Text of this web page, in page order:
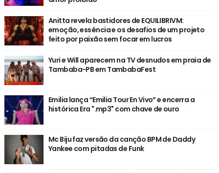
Anitta revela bastidores de EQUILIBRIVM:
emoção, essência e os desafios de um projeto
feito por paixão sem focar em lucros
Yuri e Will aparecem na TV desnudos em praia de
Tambaba-PB em TambabaFest
Emilia lança “Emilia Tour En Vivo” e encerra a
histórica Era ".mp3" com chave de ouro
Mc Biju faz versão da canção BPM de Daddy
Yankee com pitadas de Funk